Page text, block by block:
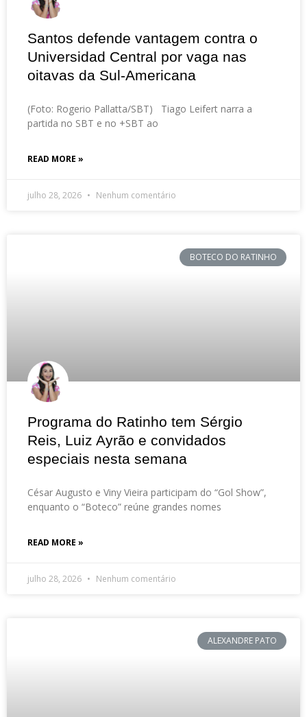
Santos defende vantagem contra o
Universidad Central por vaga nas
oitavas da Sul-Americana
(Foto: Rogerio Pallatta/SBT) Tiago Leifert narra a
partida no SBT e no +SBT ao
READ MORE »
julho 28, 2026 Nenhum comentário
BOTECO DO RATINHO
Programa do Ratinho tem Sérgio
Reis, Luiz Ayrão e convidados
especiais nesta semana
César Augusto e Viny Vieira participam do “Gol Show”,
enquanto o “Boteco” reúne grandes nomes
READ MORE »
julho 28, 2026 Nenhum comentário
ALEXANDRE PATO